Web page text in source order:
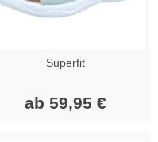
Superfit
ab 59,95 €